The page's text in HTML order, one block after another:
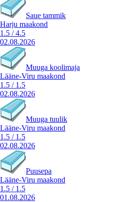
Saue tammik
Harju maakond
1.5 /4.5
02.08.2026
Muuga koolimaja
Lääne-Viru maakond
1.5 / 1.5
02.08.2026
Muuga tuulik
Lääne-Viru maakond
1.5 / 1.5
02.08.2026
Puusepa
Lääne-Viru maakond
1.5 / 1.5
01.08.2026